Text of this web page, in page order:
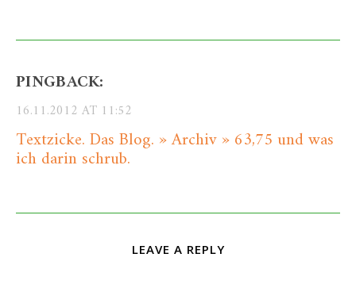
PINGBACK:
16.11.2012 AT 11:52
Textzicke. Das Blog. » Archiv » 63,75 und was
ich darin schrub.
LEAVE A REPLY